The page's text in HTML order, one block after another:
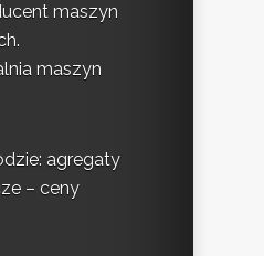
maszyn
maszyn
agregaty
– ceny